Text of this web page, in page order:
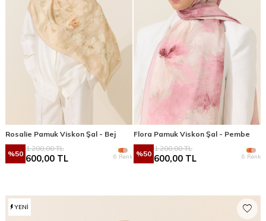
Rosalie Pamuk Viskon Şal - Bej
%50
1.200,00TL
600,00 TL 6 Renk
Flora Pamuk Viskon Şal - Pembe
%50
1.200,00TL
600,00 TL 6 Renk
YENI